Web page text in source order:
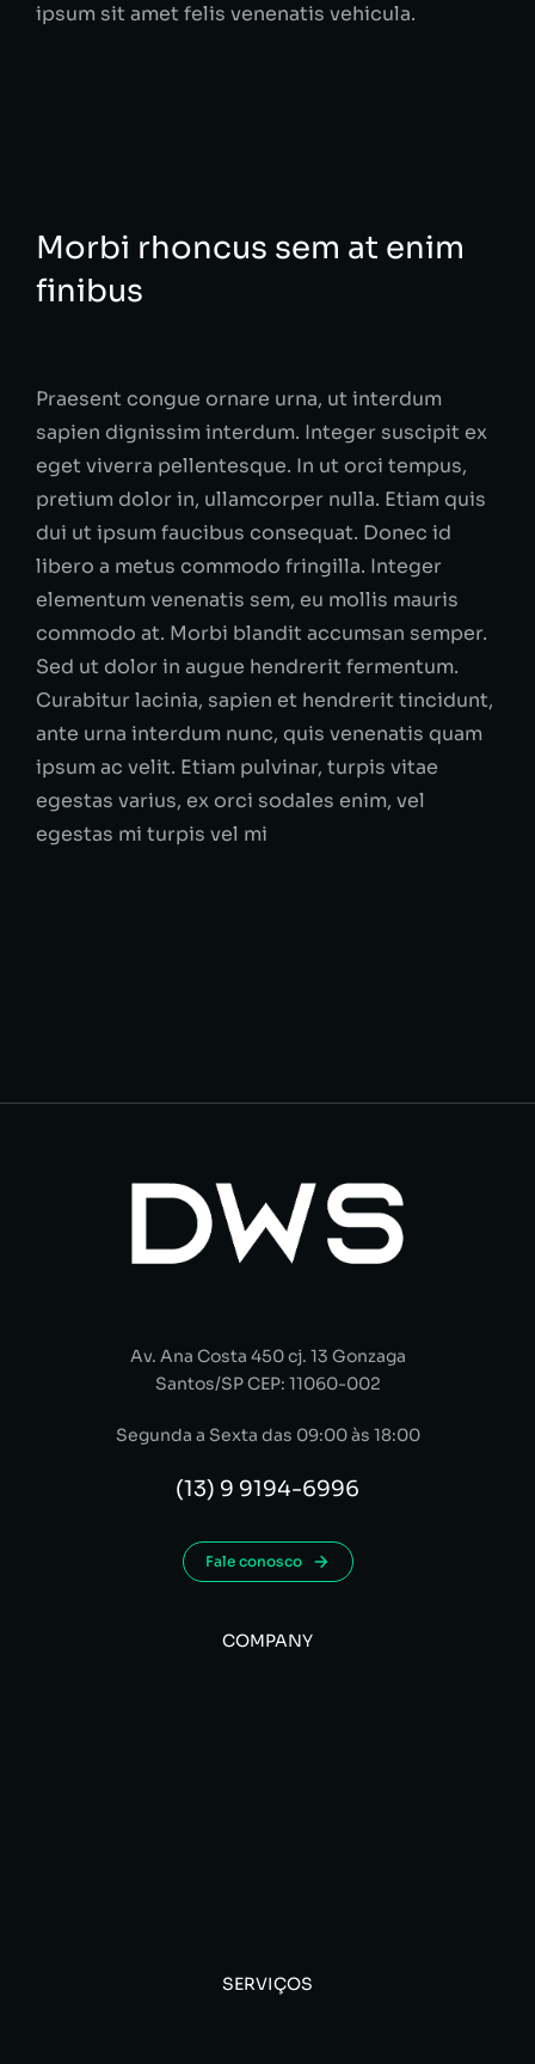
ipsum sit amet felis venenatis vehicula.
Morbi rhoncus sem at enim
finibus
Praesent congue ornare urna, ut interdum
sapien dignissim interdum. Integer suscipit ex
eget viverra pellentesque. In ut orci tempus,
pretium dolor in, ullamcorper nulla. Etiam quis
dui ut ipsum faucibus consequat. Donec id
libero a metus commodo fringilla. Integer
elementum venenatis sem, eu mollis mauris
commodo at. Morbi blandit accumsan semper.
Sed ut dolor in augue hendrerit fermentum.
Curabitur lacinia, sapien et hendrerit tincidunt,
ante urna interdum nunc, quis venenatis quam
ipsum ac velit. Etiam pulvinar, turpis vitae
egestas varius, ex orci sodales enim, vel
egestas mi turpis vel mi
Av. Ana Costa 450 cj. 13 Gonzaga
Santos/SP CEP: 11060-002
Segunda a Sexta das 09:00 às 18:00
(13) 9 9194-6996
Fale conosco
COMPANY
SERVIÇOS